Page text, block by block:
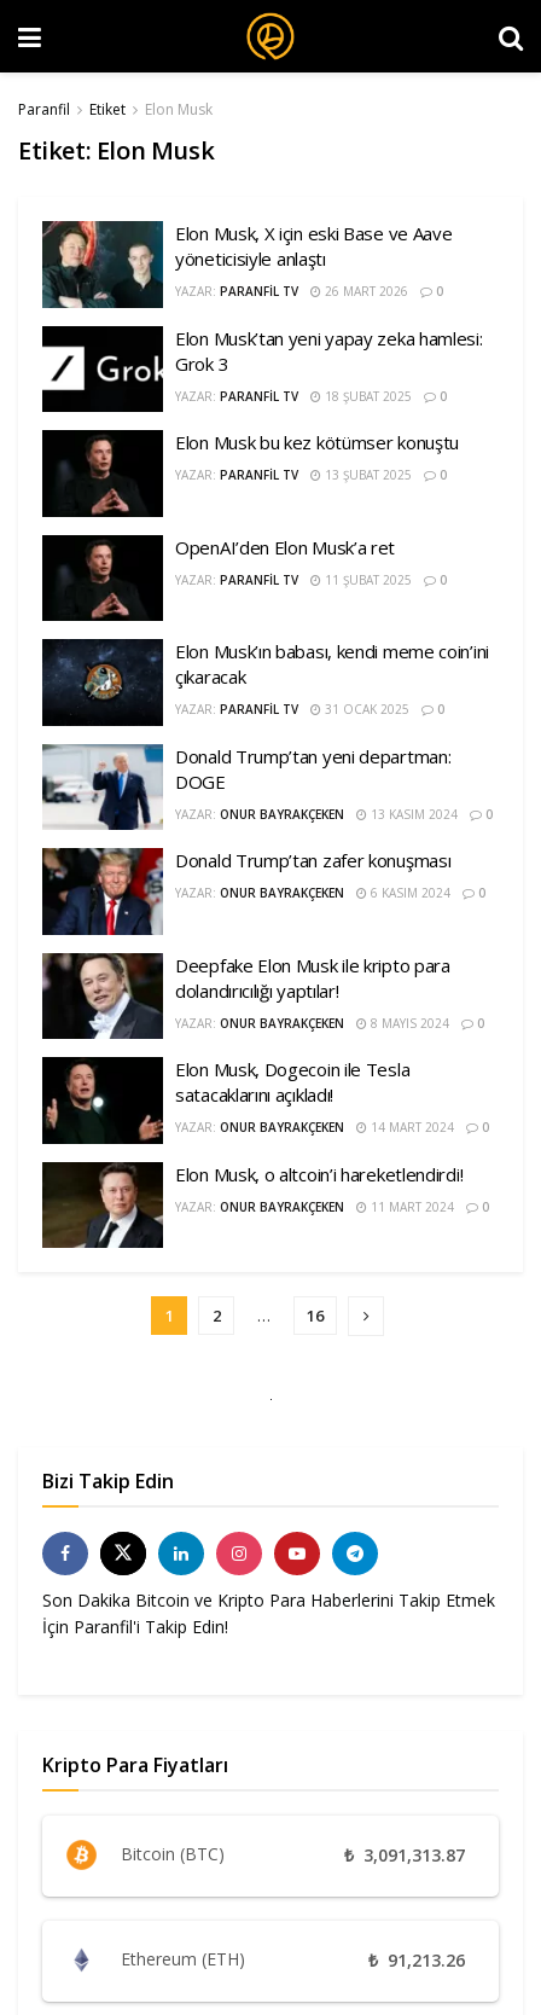
Paranfil Etiket Elon Musk
Etiket: Elon Musk
Elon Musk, X için eski Base ve Aave
yöneticisiyle anlaştı
YAZAR: PARANFIL TV 26 MART 2026 0
Elon Musk’tan yeni yapay zeka hamlesi:
Grok 3
YAZAR: PARANFIL TV 18 ŞUBAT 2025 0
Elon Musk bu kez kötümser konuştu
YAZAR: PARANFIL TV 13 ŞUBAT 2025 0
OpenAI’den Elon Musk’a ret
YAZAR: PARANFIL TV 11 ŞUBAT 2025 0
Elon Musk’ın babası, kendi meme coin’ini
çıkaracak
YAZAR: PARANFIL TV 31 OCAK 2025 0
Donald Trump’tan yeni departman:
DOGE
YAZAR: ONUR BAYRAKÇEKEN 13 KASIM 2024 0
Donald Trump’tan zafer konuşması
YAZAR: ONUR BAYRAKÇEKEN 6 KASIM 2024 0
Deepfake Elon Musk ile kripto para
dolandırıcılığı yaptılar!
YAZAR: ONUR BAYRAKÇEKEN 8 MAYIS 2024 0
Elon Musk, Dogecoin ile Tesla
satacaklarını açıkladı!
YAZAR: ONUR BAYRAKÇEKEN 14 MART 2024 0
Elon Musk, o altcoin’i hareketlendirdi!
YAZAR: ONUR BAYRAKÇEKEN 11 MART 2024 0
1 2 … 16
Bizi Takip Edin
Son Dakika Bitcoin ve Kripto Para Haberlerini Takip Etmek
İçin Paranfil'i Takip Edin!
Kripto Para Fiyatları
Bitcoin (BTC) ₺ 3,091,313.87
Ethereum (ETH) ₺ 91,213.26